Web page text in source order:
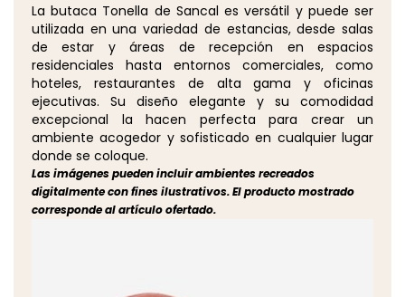
La butaca Tonella de Sancal es versátil y puede ser
utilizada en una variedad de estancias, desde salas
de estar y áreas de recepción en espacios
residenciales hasta entornos comerciales, como
hoteles, restaurantes de alta gama y oficinas
ejecutivas. Su diseño elegante y su comodidad
excepcional la hacen perfecta para crear un
ambiente acogedor y sofisticado en cualquier lugar
donde se coloque.
Las imágenes pueden incluir ambientes recreados
digitalmente con fines ilustrativos. El producto mostrado
corresponde al artículo ofertado.